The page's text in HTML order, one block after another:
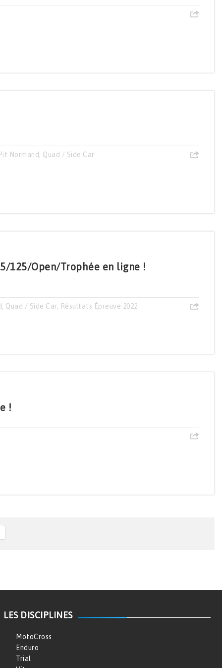
Pit Normand, Quad / Side Car
125/Open/Trophée en ligne !
, Quad / Side Car, Résultats Épreuve 2022
!
LES DISCIPLINES
MotoCross
Enduro
Trial